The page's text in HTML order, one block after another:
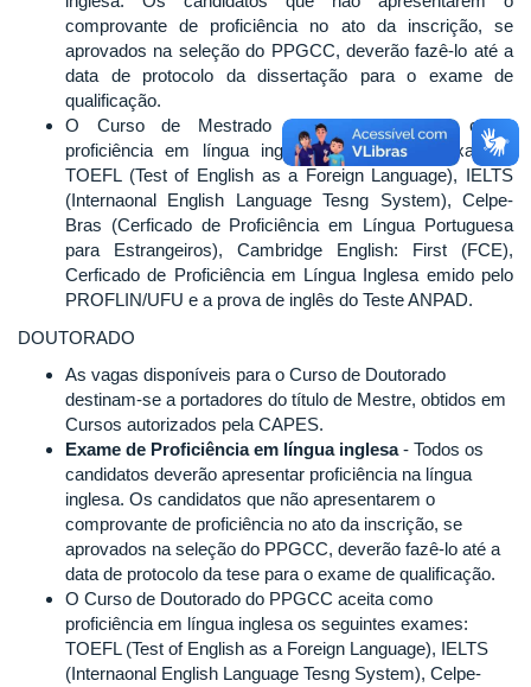
comprovante de proficiência no ato da inscrição, se
aprovados na seleção do PPGCC, deverão fazê-lo até a
data de protocolo da dissertação para o exame de
qualificação.
O Curso de Mestrado do PPGCC aceita como
proficiência em língua inglesa os seguintes exames:
TOEFL (Test of English as a Foreign Language), IELTS
(Internaonal English Language Tesng System), Celpe-
Bras (Cerficado de Proficiência em Língua Portuguesa
para Estrangeiros), Cambridge English: First (FCE),
Cerficado de Proficiência em Língua Inglesa emido pelo
PROFLIN/UFU e a prova de inglês do Teste ANPAD.
DOUTORADO
As vagas disponíveis para o Curso de Doutorado
destinam-se a portadores do título de Mestre, obtidos em
Cursos autorizados pela CAPES.
Exame de Proficiência em língua inglesa- Todos os
candidatos deverão apresentar proficiência na língua
inglesa. Os candidatos que não apresentarem o
comprovante de proficiência no ato da inscrição, se
aprovados na seleção do PPGCC, deverão fazê-lo até a
data de protocolo da tese para o exame de qualificação.
O Curso de Doutorado do PPGCC aceita como
proficiência em língua inglesa os seguintes exames:
TOEFL (Test of English as a Foreign Language), IELTS
(Internaonal English Language Tesng System), Celpe-